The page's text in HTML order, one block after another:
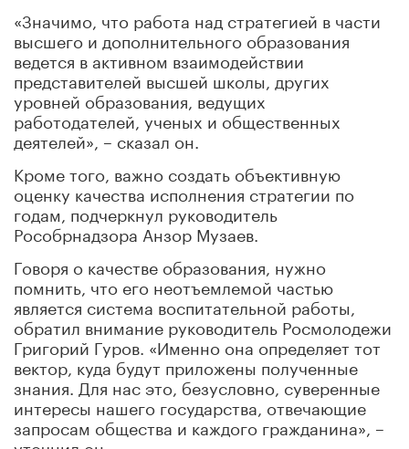
«Значимо, что работа над стратегией в части
высшего и дополнительного образования
ведется в активном взаимодействии
представителей высшей школы, других
уровней образования, ведущих
работодателей, ученых и общественных
деятелей», – сказал он.
Кроме того, важно создать объективную
оценку качества исполнения стратегии по
годам, подчеркнул руководитель
Рособрнадзора Анзор Музаев.
Говоря о качестве образования, нужно
помнить, что его неотъемлемой частью
является система воспитательной работы,
обратил внимание руководитель Росмолодежи
Григорий Гуров. «Именно она определяет тот
вектор, куда будут приложены полученные
знания. Для нас это, безусловно, суверенные
интересы нашего государства, отвечающие
запросам общества и каждого гражданина», –